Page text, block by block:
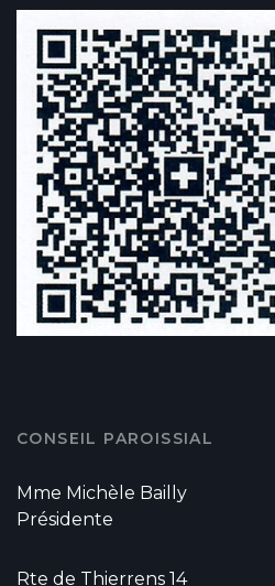
CONSEIL PAROISSIAL
Mme Michèle Bailly
Présidente
Rte de Thierrens 14